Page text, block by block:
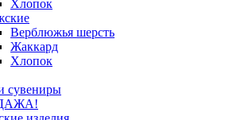
Хлопок
Верблюжья шерсть
Жаккард
Хлопок
сувениры